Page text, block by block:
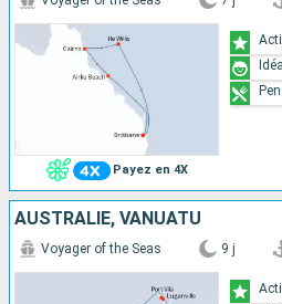
Payez en 4X
AUSTRALIE, VANUATU
Voyager of the Seas 9 j